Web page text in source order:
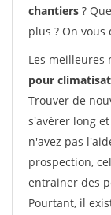
chantiers ?
plus ? On vous
Les meilleures
pour
Trouver de
s'avérer long
n'avez pas
prospection,
entrainer des
Pourtant, il